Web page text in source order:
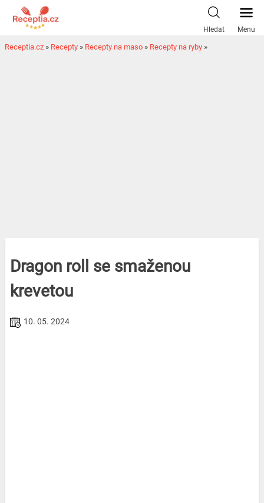
Hledat Menu
Receptia.cz » Recepty » Recepty na maso » Recepty na ryby »
Dragon roll se smaženou
krevetou
10. 05. 2024